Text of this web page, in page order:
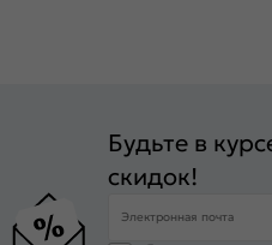
Будьте в
скидок!
Электронная почта